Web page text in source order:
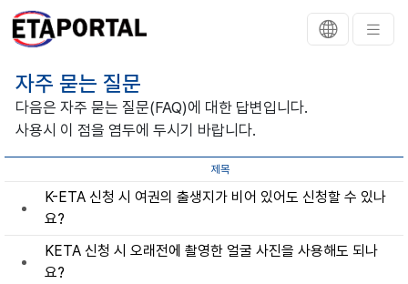
자주 묻는 질문
다음은 자주 묻는 질문(FAQ)에 대한 답변입니다.
사용시 이 점을 염두에 두시기 바랍니다.
제목
K-ETA 신청 시 여권의 출생지가 비어 있어도 신청할 수 있나
요?
KETA 신청 시 오래전에 촬영한 얼굴 사진을 사용해도 되나
요?